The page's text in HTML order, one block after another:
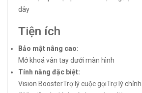
dây
Tiện ích
Bảo mật nâng cao:
Mở khoá vân tay dưới màn hình
Tính năng đặc biệt:
Vision BoosterTrợ lý cuộc gọiTrợ lý